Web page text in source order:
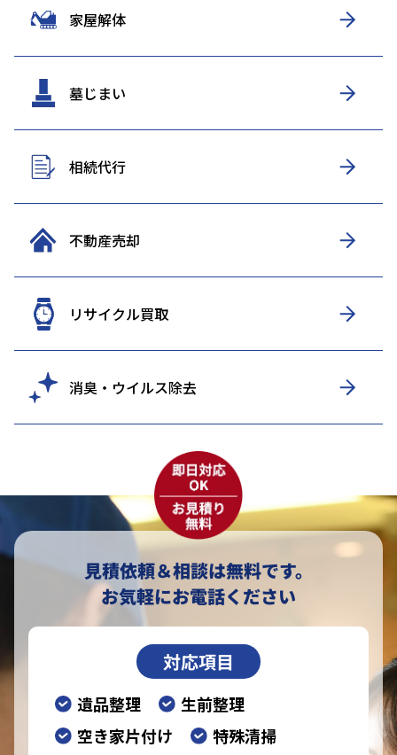
家屋解体
墓じまい
相続代行
不動産売却
リサイクル買取
消臭・ウイルス除去
見積依頼＆相談は無料です。
お気軽にお電話ください
対応項目
遺品整理
生前整理
空き家片付け
特殊清掃